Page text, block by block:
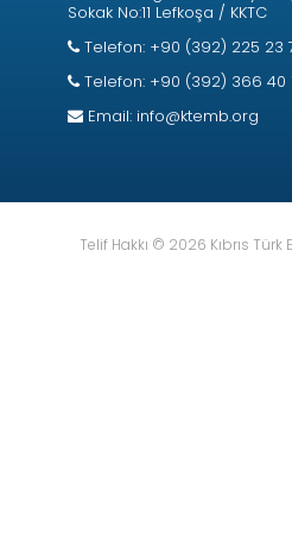
Kablo Damar
Sokak No:11 Lefkoşa / KKTC
Telefon: +90 (392) 225 23
Telefon: +90 (392) 366 40
Email: info@ktemb.org
Telif Hakkı © 2026 Kıbrıs Türk